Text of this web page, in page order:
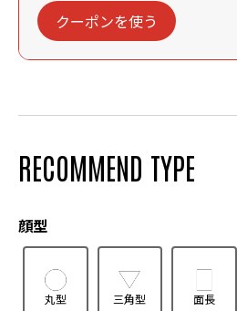
クーポンを使う
RECOMMEND TYPE
顔型
丸型 三角型 面長